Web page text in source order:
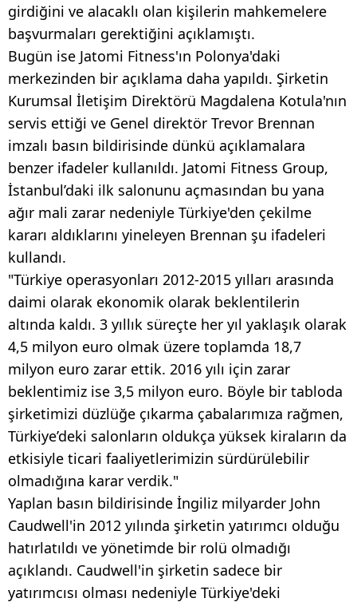
girdiğini ve alacaklı olan kişilerin mahkemelere
başvurmaları gerektiğini açıklamıştı.
Bugün ise Jatomi Fitness'ın Polonya'daki
merkezinden bir açıklama daha yapıldı. Şirketin
Kurumsal İletişim Direktörü Magdalena Kotula'nın
servis ettiği ve Genel direktör Trevor Brennan
imzalı basın bildirisinde dünkü açıklamalara
benzer ifadeler kullanıldı. Jatomi Fitness Group,
İstanbul’daki ilk salonunu açmasından bu yana
ağır mali zarar nedeniyle Türkiye'den çekilme
kararı aldıklarını yineleyen Brennan şu ifadeleri
kullandı.
"Türkiye operasyonları 2012-2015 yılları arasında
daimi olarak ekonomik olarak beklentilerin
altında kaldı. 3 yıllık süreçte her yıl yaklaşık olarak
4,5 milyon euro olmak üzere toplamda 18,7
milyon euro zarar ettik. 2016 yılı için zarar
beklentimiz ise 3,5 milyon euro. Böyle bir tabloda
şirketimizi düzlüğe çıkarma çabalarımıza rağmen,
Türkiye’deki salonların oldukça yüksek kiraların da
etkisiyle ticari faaliyetlerimizin sürdürülebilir
olmadığına karar verdik."
Yaplan basın bildirisinde İngiliz milyarder John
Caudwell'in 2012 yılında şirketin yatırımcı olduğu
hatırlatıldı ve yönetimde bir rolü olmadığı
açıklandı. Caudwell'in şirketin sadece bir
yatırımcısı olması nedeniyle Türkiye'deki